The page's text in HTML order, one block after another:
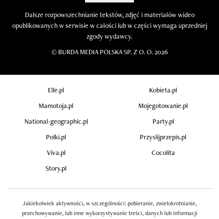
Dalsze rozpowszechnianie tekstów, zdjęć i materiałów wideo
opublikowanych w serwisie w całości lub w części wymaga uprzedniej
zgody wydawcy.
© BURDA MEDIA POLSKA SP. Z O. O. 2026
Elle.pl
Kobieta.pl
Mamotoja.pl
Mojegotowanie.pl
National-geographic.pl
Party.pl
Polki.pl
Przyslijprzepis.pl
Viva.pl
Cocolita
Story.pl
Jakiekolwiek aktywności, w szczególności: pobieranie, zwielokrotnianie,
przechowywanie, lub inne wykorzystywanie treści, danych lub informacji